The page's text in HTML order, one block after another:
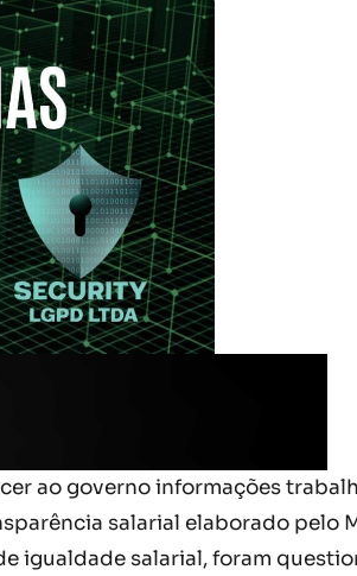
ao governo informações
salarial elaborado pelo
igualdade salarial, foram